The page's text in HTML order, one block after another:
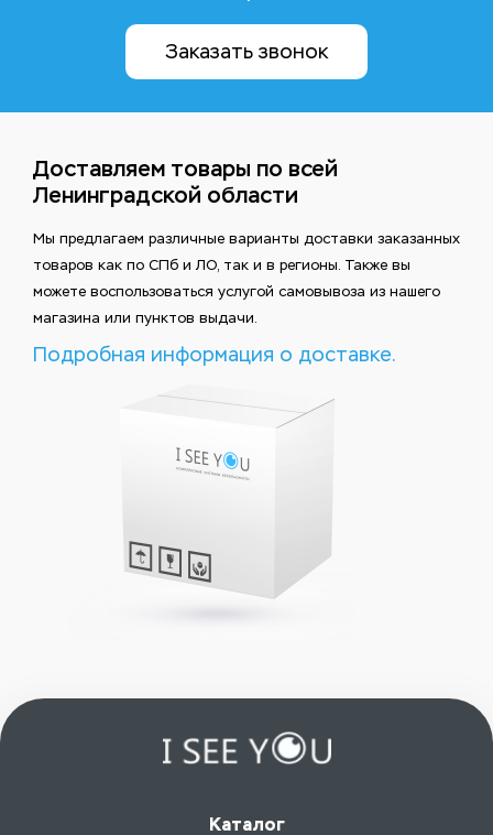
Заказать звонок
Доставляем товары по всей
Ленинградской области
Мы предлагаем различные варианты доставки заказанных
товаров как по СПб и ЛО, так и в регионы. Также вы
можете воспользоваться услугой самовывоза из нашего
магазина или пунктов выдачи.
Подробная информация о доставке.
Каталог